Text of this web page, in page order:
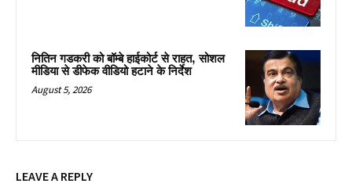
नितिन गडकरी को बॉम्बे हाईकोर्ट से राहत, सोशल
मीडिया से डीफेक वीडियो हटाने के निर्देश
August 5, 2026
LEAVE A REPLY